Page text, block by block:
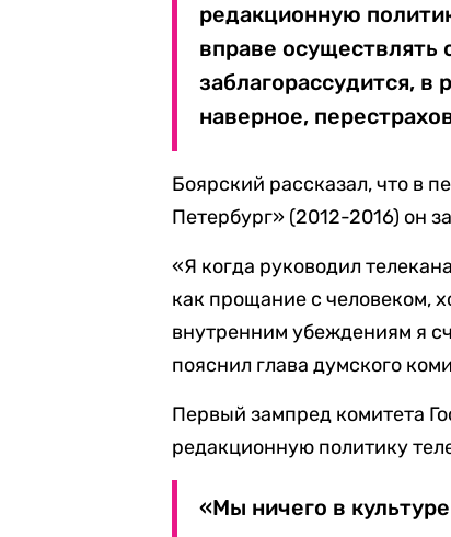
редакционную
вправе осуществлять
заблагорассудится, в
наверное,
Боярский рассказал, что в
Петербург» (2012-2016) он
«Я когда руководил
как прощание с человеком,
внутренним убеждениям я
пояснил глава думского
Первый зампред комитета
редакционную политику
«Мы ничего в